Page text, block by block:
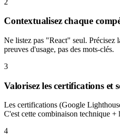
Contextualisez chaque
Ne listez pas "React" seul. Précisez
preuves d'usage, pas des mots-clés.
3
Valorisez les certifications et
Les certifications (Google
C'est cette combinaison technique
4